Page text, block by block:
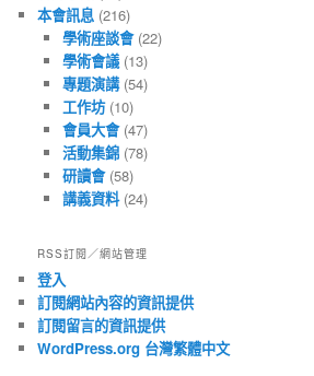
本會訊息 (216)
學術座談會(22)
學術會議(13)
專題演講(54)
工作坊(10)
會員大會(47)
活動集錦(78)
研讀會(58)
講義資料(24)
RSS訂閱／網站管理
登入
訂閱網站內容的資訊提供
訂閱留言的資訊提供
WordPress.org 台灣繁體中文